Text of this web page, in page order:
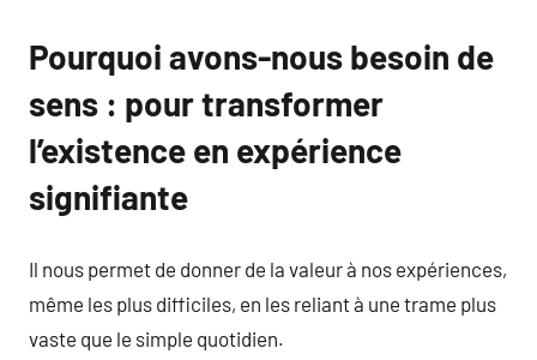
Pourquoi avons-nous besoin de
sens : pour transformer
l’existence en expérience
signifiante
Il nous permet de donner de la valeur à nos expériences,
même les plus difficiles, en les reliant à une trame plus
vaste que le simple quotidien.